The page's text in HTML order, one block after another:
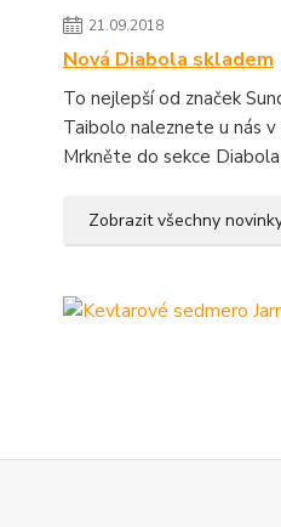
21.09.2018
Nová Diabola skladem
To nejlepší od značek
Taibolo naleznete u nás v
Mrkněte do sekce Diabola
Zobrazit všechny